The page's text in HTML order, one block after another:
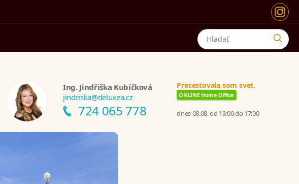
Ing. Jindřiška Kubíčková
jindriska@deluxea.cz
724 065 778
Precestovala som svet.
ONLINE Home Office
dnes 08.08. od 13:00 do 17:00